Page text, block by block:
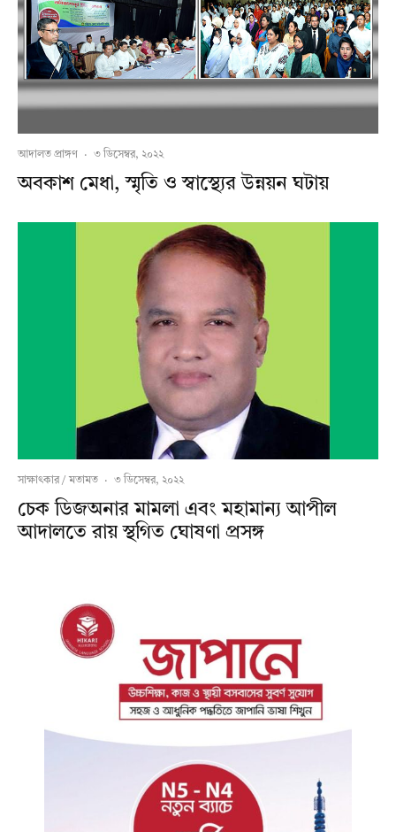
আদালত প্রাঙ্গণ · ৩ ডিসেম্বর, ২০২২
অবকাশ মেধা, স্মৃতি ও স্বাস্থ্যের উন্নয়ন ঘটায়
সাক্ষাৎকার / মতামত · ৩ ডিসেম্বর, ২০২২
চেক ডিজঅনার মামলা এবং মহামান্য আপীল
আদালতে রায় স্থগিত ঘোষণা প্রসঙ্গ